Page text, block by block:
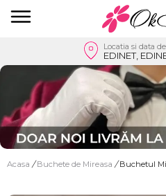
Locatia si data
EDINET,
Acasa / Buchete de Mireasa / Buchetul